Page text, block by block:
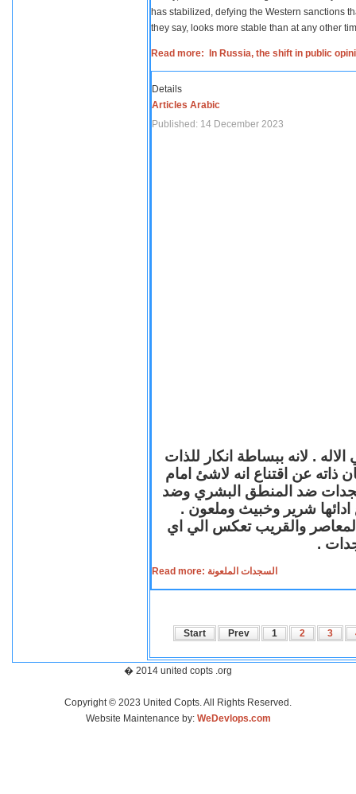
has stabilized, defying the Western sanctions
they say, looks more stable than at any other
Read more: In Russia, the shift in public
Details
Articles Arabic
Published: 14 December 2023
. لانه ببساطة انكار للذات
ذاته عن اقتناع انه لاشئ امام
ضد المنطق البشري وضد
ادائها شرير وخبيث وملعون .
المعاصر والقريب تعكس الي اي
.
Read more: السجدات الملعونة
Start Prev 1 2 3
� 2014 united copts .org
Copyright © 2023 United Copts. All Rights Reserved.
Website Maintenance by: WeDevlops.com